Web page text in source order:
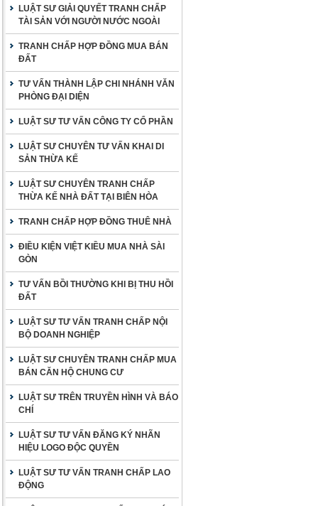
LUẬT SƯ GIẢI QUYẾT TRANH CHẤP
TÀI SẢN VỚI NGƯỜI NƯỚC NGOÀI
TRANH CHẤP HỢP ĐỒNG MUA BÁN
ĐẤT
TƯ VẤN THÀNH LẬP CHI NHÁNH VĂN
PHÒNG ĐẠI DIỆN
LUẬT SƯ TƯ VẤN CÔNG TY CỔ PHẦN
LUẬT SƯ CHUYÊN TƯ VẤN KHAI DI
SẢN THỪA KẾ
LUẬT SƯ CHUYÊN TRANH CHẤP
THỪA KẾ NHÀ ĐẤT TẠI BIÊN HÒA
TRANH CHẤP HỢP ĐỒNG THUÊ NHÀ
ĐIỀU KIỆN VIỆT KIỀU MUA NHÀ SÀI
GÒN
TƯ VẤN BỒI THƯỜNG KHI BỊ THU HỒI
ĐẤT
LUẬT SƯ TƯ VẤN TRANH CHẤP NỘI
BỘ DOANH NGHIỆP
LUẬT SƯ CHUYÊN TRANH CHẤP MUA
BÁN CĂN HỘ CHUNG CƯ
LUẬT SƯ TRÊN TRUYỀN HÌNH VÀ BÁO
CHÍ
LUẬT SƯ TƯ VẤN ĐĂNG KÝ NHÃN
HIỆU LOGO ĐỘC QUYỀN
LUẬT SƯ TƯ VẤN TRANH CHẤP LAO
ĐỘNG